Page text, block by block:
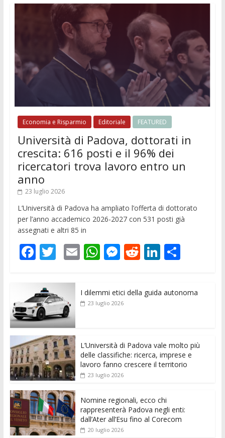
Economia e Risparmio Editoriale FEATURED
Università di Padova, dottorati in
crescita: 616 posti e il 96% dei
ricercatori trova lavoro entro un
anno
23 luglio 2026
L’Università di Padova ha ampliato l’offerta di dottorato
per l’anno accademico 2026-2027 con 531 posti già
assegnati e altri 85 in
F
e
b
o
o
k
T
itt
er
E
ai
l
W
s
p
M
ss
e
er
R
di
Li
e
C
di
I dilemmi etici della guida autonoma
23 luglio 2026
L’Università di Padova vale molto più
delle classifiche: ricerca, imprese e
lavoro fanno crescere il territorio
23 luglio 2026
Nomine regionali, ecco chi
rappresenterà Padova negli enti:
dall’Ater all’Esu fino al Corecom
20 luglio 2026